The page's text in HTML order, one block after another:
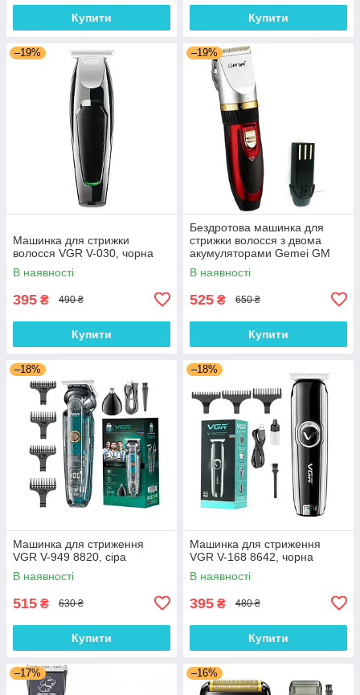
Купити Купити
–19%
Машинка для стрижки
волосся VGR V-030, чорна
В наявності
395 ₴ 490 ₴
Купити
–19%
Бездротова машинка для
стрижки волосся з двома
акумуляторами Gemei GM
550
В наявності
525 ₴ 650 ₴
Купити
–18%
Машинка для стриження
VGR V-949 8820, сіра
В наявності
515 ₴ 630 ₴
Купити
–18%
Машинка для стриження
VGR V-168 8642, чорна
В наявності
395 ₴ 480 ₴
Купити
–17% –16%